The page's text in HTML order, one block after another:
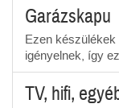
Garázskapu
Ezen
igényelnek, így
TV, hifi,